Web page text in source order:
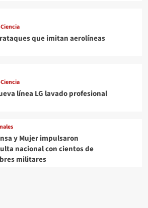
que imitan aerolíneas
línea LG lavado profesional
y Mujer impulsaron
nacional con cientos de
militares